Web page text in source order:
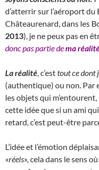
d’atterrir sur l’aéroport
Châteaurenard, dans les
2013), je ne peux pas en
donc pas partie dema
La réalité , c’esttout ce dont
(authentique) ou non. Par
les objets qui
cette idée que si un ami
retard, c’est peut-être
L’idée et l’émotion
«réels», cela dans le sens où